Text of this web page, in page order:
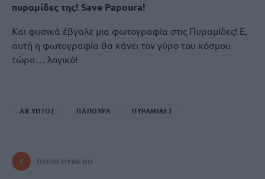
πυραμίδες της! Save Papoura!
Και φυσικά έβγαλε μια φωτογραφία στις Πυραμίδες! Ε,
αυτή η φωτογραφία θα κάνει τον γύρο του κόσμου
τώρα… λογικό!
ΑΙΓΥΠΤΟΣ ΠΑΠΟΥΡΑ ΠΥΡΑΜΙΔΕΣ
ΠΡΟΗΓΟΎΜΕΝΟ